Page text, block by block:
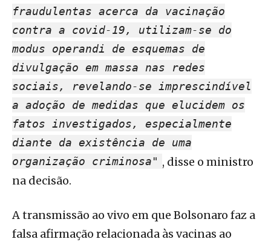
fraudulentas acerca da vacinação
contra a covid-19, utilizam-se do
modus operandi de esquemas de
divulgação em massa nas redes
sociais, revelando-se imprescindível
a adoção de medidas que elucidem os
fatos investigados, especialmente
diante da existência de uma
organização criminosa" , disse o ministro
na decisão.
A transmissão ao vivo em que Bolsonaro faz a
falsa afirmação relacionada às vacinas ao